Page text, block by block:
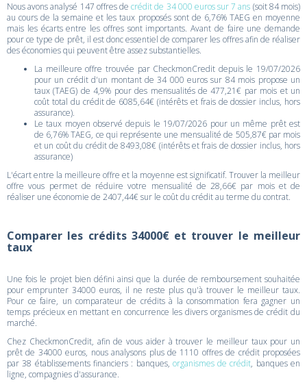
Nous avons analysé 147 offres decrédit de 34 000 euros sur 7 ans (soit 84 mois)
au cours de la semaine et les taux proposés sont de 6,76% TAEG en moyenne
mais les écarts entre les offres sont importants. Avant de faire une demande
pour ce type de prêt, il est donc essentiel de comparer les offres afin de réaliser
des économies qui peuvent être assez substantielles.
La meilleure offre trouvée par CheckmonCredit depuis le 19/07/2026
pour un crédit d'un montant de 34 000 euros sur 84 mois propose un
taux (TAEG) de 4,9% pour des mensualités de 477,21€ par mois et un
coût total du crédit de 6085,64€ (intérêts et frais de dossier inclus, hors
assurance).
Le taux moyen observé depuis le 19/07/2026 pour un même prêt est
de 6,76% TAEG, ce qui représente une mensualité de 505,87€ par mois
et un coût du crédit de 8493,08€ (intérêts et frais de dossier inclus, hors
assurance)
L'écart entre la meilleure offre et la moyenne est significatif. Trouver la meilleur
offre vous permet de réduire votre mensualité de 28,66€ par mois et de
réaliser une économie de 2407,44€ sur le coût du crédit au terme du contrat.
Comparer les crédits 34000€ et trouver le meilleur
taux
Une fois le projet bien défini ainsi que la durée de remboursement souhaitée
pour emprunter 34000 euros, il ne reste plus qu'à trouver le meilleur taux.
Pour ce faire, un comparateur de crédits à la consommation fera gagner un
temps précieux en mettant en concurrence les divers organismes de crédit du
marché.
Chez CheckmonCredit, afin de vous aider à trouver le meilleur taux pour un
prêt de 34000 euros, nous analysons plus de 1110 offres de crédit proposées
par 38 établissements financiers : banques, organismes de crédit, banques en
ligne, compagnies d'assurance.